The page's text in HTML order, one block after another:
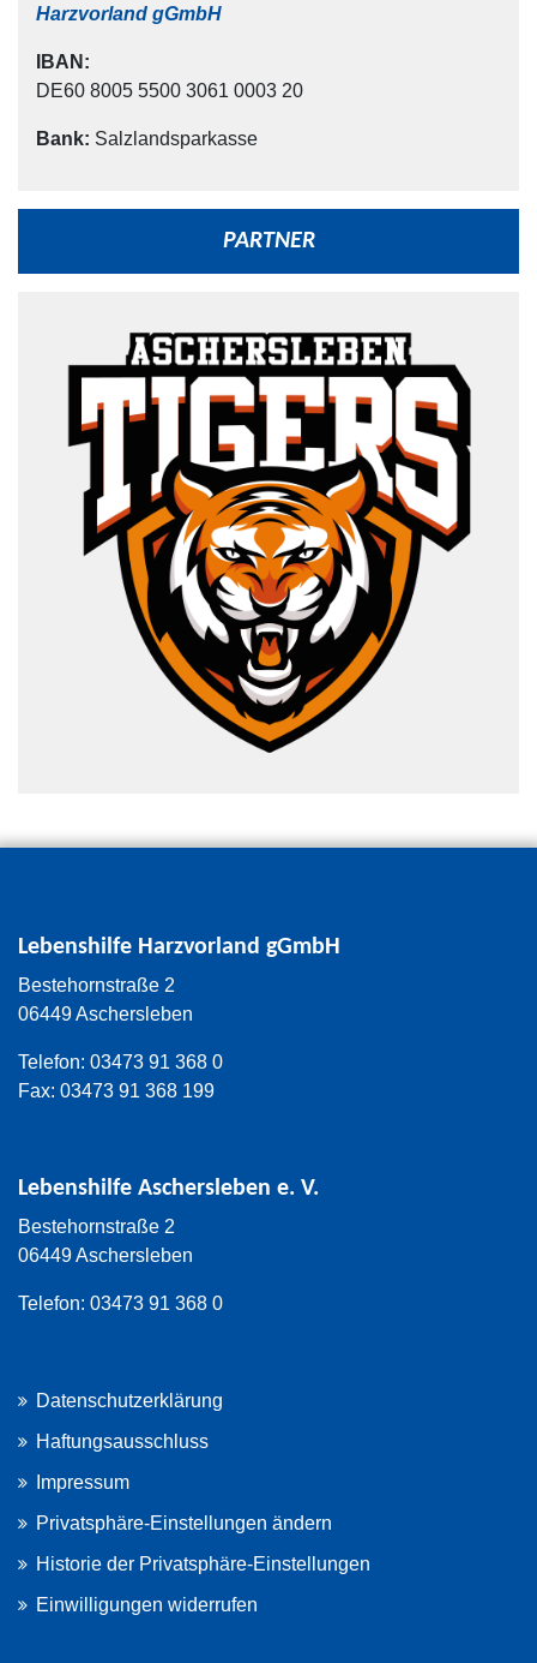
Harzvorland gGmbH
IBAN:
DE60 8005 5500 3061 0003 20
Bank: Salzlandsparkasse
PARTNER
Lebenshilfe Harzvorland gGmbH
Bestehornstraße 2
06449 Aschersleben
Telefon: 03473 91 368 0
Fax: 03473 91 368 199
Lebenshilfe Aschersleben e. V.
Bestehornstraße 2
06449 Aschersleben
Telefon: 03473 91 368 0
Datenschutzerklärung
Haftungsausschluss
Impressum
Privatsphäre-Einstellungen ändern
Historie der Privatsphäre-Einstellungen
Einwilligungen widerrufen